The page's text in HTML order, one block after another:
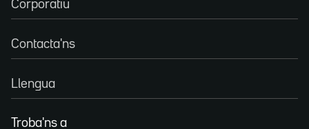
Corporatiu
Contacta'ns
Llengua
Troba'ns a